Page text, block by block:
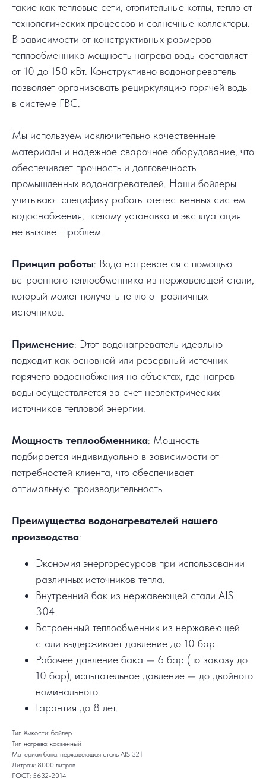
такие как тепловые сети, отопительные котлы, тепло от
технологических процессов и солнечные коллекторы.
В зависимости от конструктивных размеров
теплообменника мощность нагрева воды составляет
от 10 до 150 кВт. Конструктивно водонагреватель
позволяет организовать рециркуляцию горячей воды
в системе ГВС.
Мы используем исключительно качественные
материалы и надежное сварочное оборудование, что
обеспечивает прочность и долговечность
промышленных водонагревателей. Наши бойлеры
учитывают специфику работы отечественных систем
водоснабжения, поэтому установка и эксплуатация
не вызовет проблем.
Принцип работы: Вода нагревается с помощью
встроенного теплообменника из нержавеющей стали,
который может получать тепло от различных
источников.
Применение: Этот водонагреватель идеально
подходит как основной или резервный источник
горячего водоснабжения на объектах, где нагрев
воды осуществляется за счет неэлектрических
источников тепловой энергии.
Мощность теплообменника: Мощность
подбирается индивидуально в зависимости от
потребностей клиента, что обеспечивает
оптимальную производительность.
Преимущества водонагревателей нашего
производства:
Экономия энергоресурсов при использовании
различных источников тепла.
Внутренний бак из нержавеющей стали AISI
304.
Встроенный теплообменник из нержавеющей
стали выдерживает давление до 10 бар.
Рабочее давление бака — 6 бар (по заказу до
10 бар), испытательное давление — до двойного
номинального.
Гарантия до 8 лет.
Тип ёмкости: бойлер
Тип нагрева: косвенный
Материал бака: нержавеющая сталь AISI321
Литраж: 8000 литров
ГОСТ: 5632-2014